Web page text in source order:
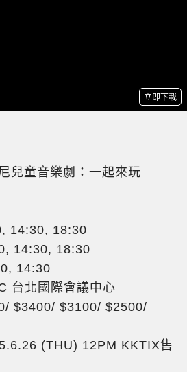
兒童音樂劇：一起來玩
14:30, 18:30
14:30, 18:30
14:30
台北國際會議中心
$3400/ $3100/ $2500/
(THU) 12PM KKTIX售